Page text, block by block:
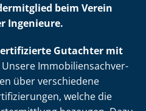
beim Verein
Ingenieure.
Gutachter mit
Unsere Im­mo­bi­li­en­sach­ver­
über verschiedene
welche die